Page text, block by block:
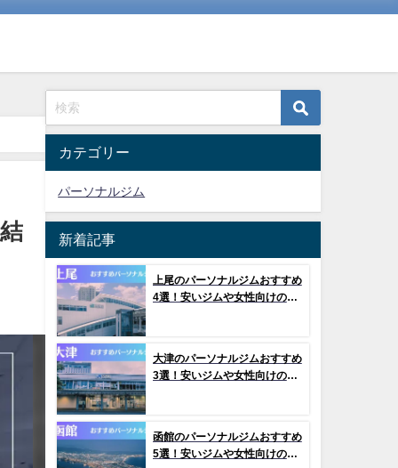
カテゴリー
パーソナルジム
新着記事
上尾のパーソナルジムおすすめ
4選！安いジムや女性向けのジ
大津のパーソナルジムおすすめ
3選！安いジムや女性向けのジ
函館のパーソナルジムおすすめ
5選！安いジムや女性向けのジ